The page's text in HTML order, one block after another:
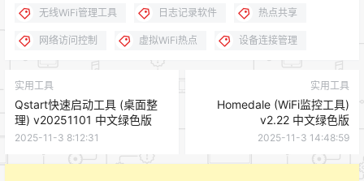
无线WiFi管理工具 日志记录软件 热点共享
网络访问控制 虚拟WiFi热点 设备连接管理
实用工具
Qstart快速启动工具 (桌面整
理) v20251101 中文绿色版
2025-11-3 8:12:31
实用工具
Homedale (WiFi监控工具)
v2.22 中文绿色版
2025-11-3 14:48:59